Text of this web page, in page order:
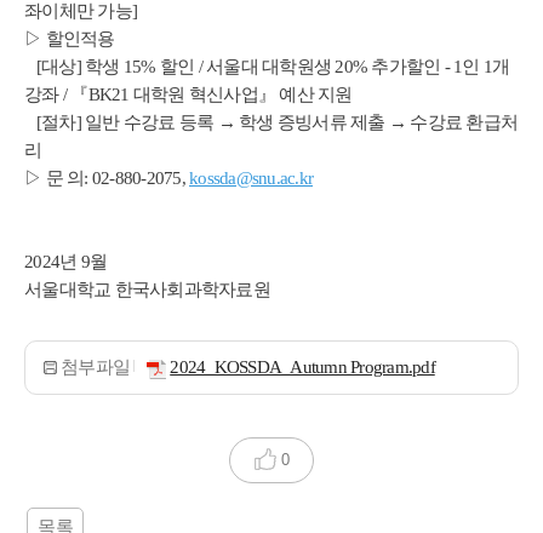
좌이체만 가능]
▷ 할인적용
[대상] 학생 15% 할인 / 서울대 대학원생 20% 추가할인 - 1인 1개
강좌 / 『BK21 대학원 혁신사업』 예산 지원
[절차] 일반 수강료 등록 → 학생 증빙서류 제출 → 수강료 환급처
리
▷ 문 의: 02-880-2075,kossda@snu.ac.kr
2024년 9월
서울대학교 한국사회과학자료원
첨부파일 2024_KOSSDA_Autumn Program.pdf
0
목록